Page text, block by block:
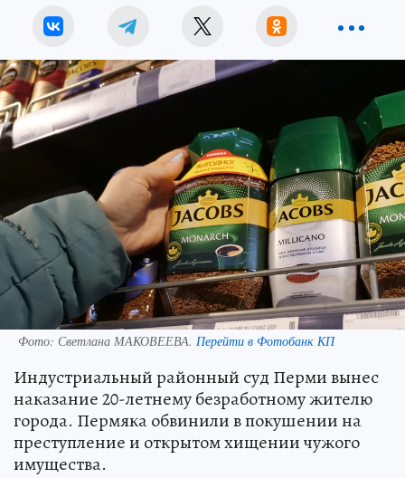
Фото: Светлана МАКОВЕЕВА. Перейти в Фотобанк КП
Индустриальный районный суд Перми вынес
наказание 20-летнему безработному жителю
города. Пермяка обвинили в покушении на
преступление и открытом хищении чужого
имущества.